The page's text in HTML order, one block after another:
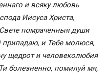
Дево, радуйся»
и всяку любовь
Иисуса Христа,
помраченныя души
и Тебе молюся,
щедрот и человеколюбия
болезненно, помилуй мя,